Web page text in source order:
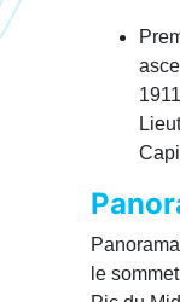
1911
le sommet